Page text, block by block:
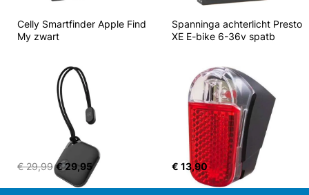
Celly Smartfinder Apple Find
My zwart
€ 29,99 € 29,95
Spanninga achterlicht Presto
XE E-bike 6-36v spatb
€ 13,90